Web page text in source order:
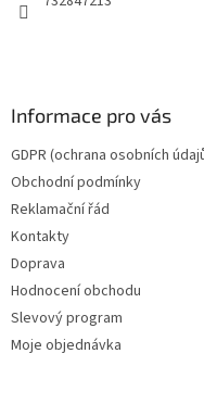
Informace pro vás
GDPR (ochrana osobních
Obchodní podmínky
Reklamační řád
Kontakty
Doprava
Hodnocení obchodu
Slevový program
Moje objednávka